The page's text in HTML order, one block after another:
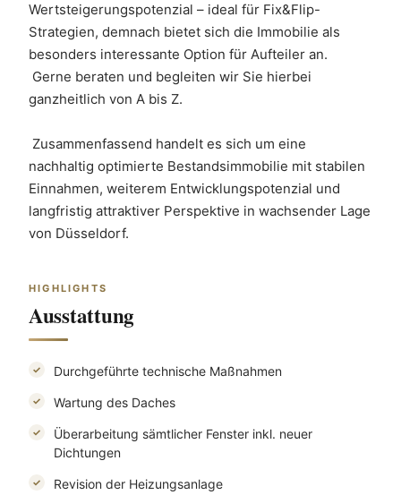
Wertsteigerungspotenzial – ideal für Fix&Flip-
Strategien, demnach bietet sich die Immobilie als
besonders interessante Option für Aufteiler an.
ganzheitlich von A bis Z.
nachhaltig optimierte Bestandsimmobilie mit stabilen
Einnahmen, weiterem Entwicklungspotenzial und
langfristig attraktiver Perspektive in wachsender Lage
von Düsseldorf.
HIGHLIGHTS
Ausstattung
Durchgeführte technische Maßnahmen
Wartung des Daches
Überarbeitung sämtlicher Fenster inkl. neuer
Dichtungen
Revision der Heizungsanlage